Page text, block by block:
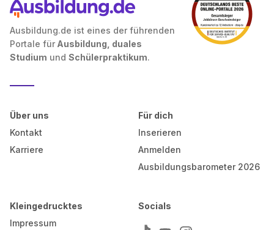
Ausbildung.de ist eines der führenden
Portale für Ausbildung, duales
Studium und Schülerpraktikum.
Über uns
Kontakt
Karriere
Für dich
Inserieren
Anmelden
Ausbildungsbarometer 2026
Kleingedrucktes
Impressum
Socials